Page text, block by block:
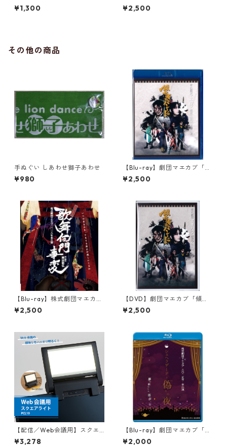
川大会・2019ハナガワアワー
ド
¥1,300
者のパレード」
¥2,500
その他の商品
手ぬぐい しあわせ獅子あわせ
¥980
【Blu-ray】劇団マエカブ「傾
奇者のパレード」
¥2,500
【Blu-ray】株式劇団マエカブ
『歌舞伎門事変』
¥2,500
【DVD】劇団マエカブ「傾奇
者のパレード」
¥2,500
【配信／Web会議用】スクエ
アライト
¥3,278
【Blu-ray】劇団マエカブ「シ
ェヘラザードと偽りの夜」
¥2,000